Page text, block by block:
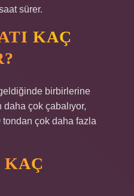
sürer.
KAÇ
birbirlerine
çok çabalıyor,
tondan çok daha fazla
KAÇ